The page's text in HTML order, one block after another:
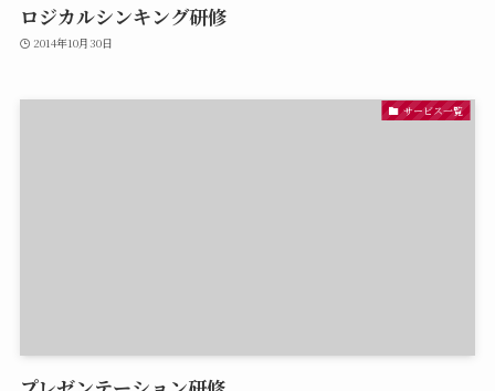
ロジカルシンキング研修
2014年10月30日
サービス一覧